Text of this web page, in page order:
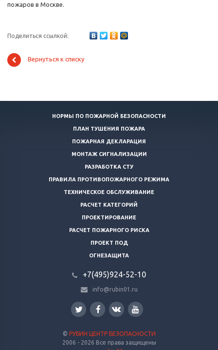
пожаров в Москве.
Поделиться ссылкой:
Вернуться к списку
НОРМЫ ПО ПОЖАРНОЙ БЕЗОПАСНОСТИ
ПЛАН ТУШЕНИЯ ПОЖАРА
ПОЖАРНАЯ ДЕКЛАРАЦИЯ
МОНТАЖ СИГНАЛИЗАЦИИ
РАЗРАБОТКА СТУ
ПРАВИЛА ПРОТИВОПОЖАРНОГО РЕЖИМА
ТЕХНИЧЕСКОЕ ОБСЛУЖИВАНИЕ
РАСЧЕТ КАТЕГОРИЙ
ПРОЕКТИРОВАНИЕ
РАСЧЕТ ПОЖАРНОГО РИСКА
ПРОЕКТ ПОД
ОГНЕЗАЩИТА
+7(495)924-52-10
info@rubin01.ru
© РУБИН ЦЕНТР БЕЗОПАСНОСТИ
2006 - 2026 Все права защищены